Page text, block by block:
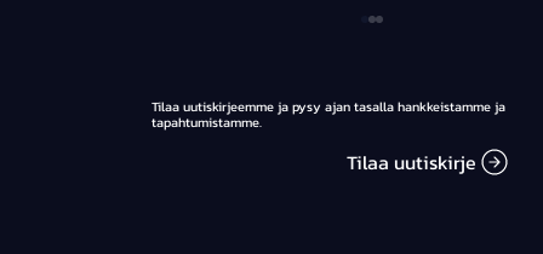
Tilaa uutiskirjeemme ja pysy ajan tasalla hankkeistamme ja
tapahtumistamme.
Tilaa uutiskirje